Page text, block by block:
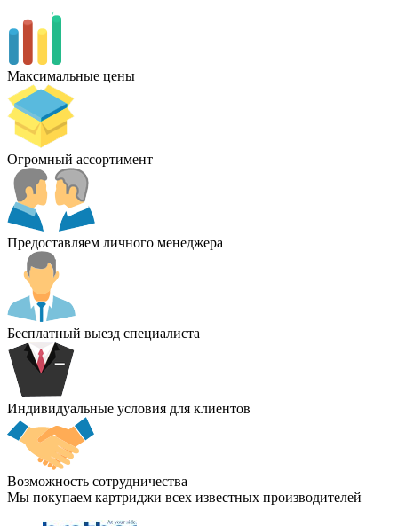
Максимальные цены
Огромный ассортимент
Предоставляем личного менеджера
Бесплатный выезд специалиста
Индивидуальные условия для клиентов
Возможность сотрудничества
Мы покупаем картриджи всех известных производителей